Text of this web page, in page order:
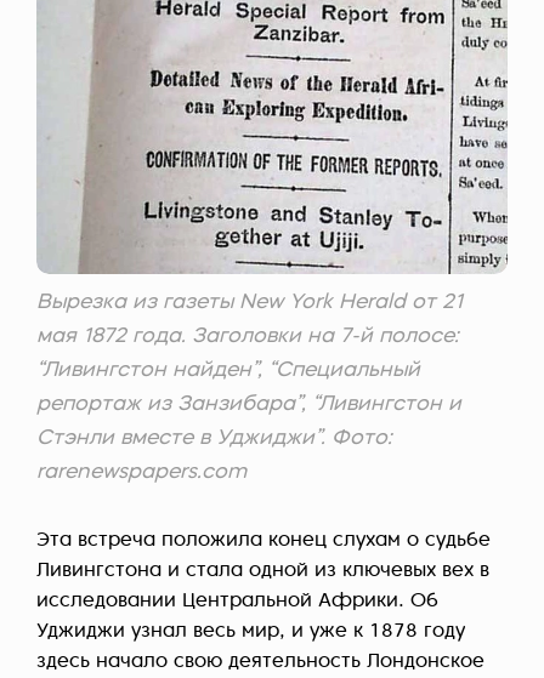
Вырезка из газеты New York Herald от 21
мая 1872 года. Заголовки на 7-й полосе:
“Ливингстон найден”, “Специальный
репортаж из Занзибара”, “Ливингстон и
Стэнли вместе в Уджиджи”. Фото:
rarenewspapers.com
Эта встреча положила конец слухам о судьбе
Ливингстона и стала одной из ключевых вех в
исследовании Центральной Африки. Об
Уджиджи узнал весь мир, и уже к 1878 году
здесь начало свою деятельность Лондонское